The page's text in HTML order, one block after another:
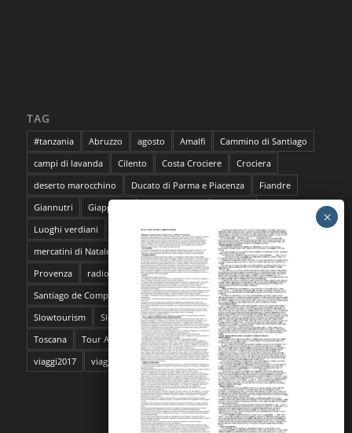
TAG
#tanzania Abruzzo agosto Amalfi
Cammino di Santiago
campi di lavanda
Cilento Costa Crociere
Crociera
deserto marocchino
Ducato di Parma e Piacenza
Fiandre
Giannutri
Giappone
Luoghi verdiani
M**Bun Marocco
Marrakech
mercatini di Natale
napoli pantelleria Parma
Pescara
Provenza
radioMBun Ragusa safari fotografico
Sahara
Santiago de Compostela
sentieri dell'ocra Sicilia
Siti Unesco
Slowtourism
Slow Trekking Soggiorno a Ischia
Stoccolma
Toscana
Tour Abruzzo tour Giappone viaggi
viaggi2016
viaggi2017
viaggi da film